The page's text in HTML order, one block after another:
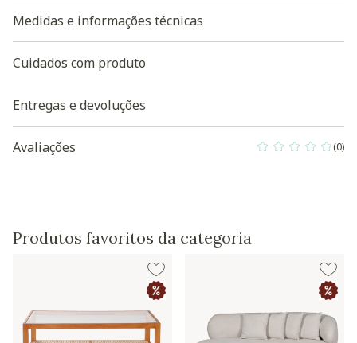
Medidas e informações técnicas
Cuidados com produto
Entregas e devoluções
Avaliações 0 out of 5 (0)
Produtos favoritos da categoria